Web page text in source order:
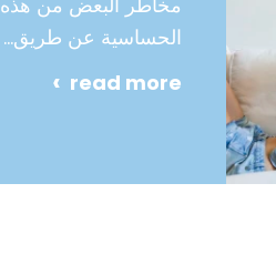
الحساسية عن طريق…
read more